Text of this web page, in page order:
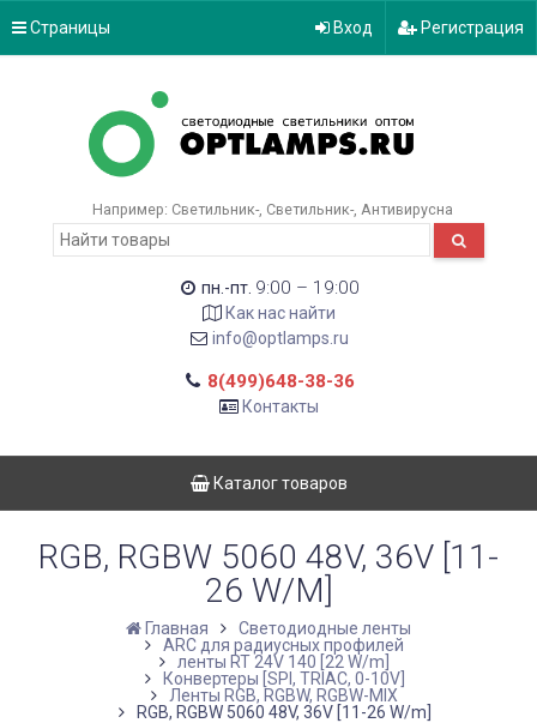
Страницы Вход Регистрация
Например: Светильник- Светильник- Антивирусна
пн.-пт. 9:00 – 19:00
Как нас найти
info@optlamps.ru
8(499)648-38-36
Контакты
Каталог товаров
RGB, RGBW 5060 48V, 36V [11-
26 W/M]
Главная
Светодиодные ленты
ARC для радиусных профилей
ленты RT 24V 140 [22 W/m]
Конвертеры [SPI, TRIAC, 0-10V]
Ленты RGB, RGBW, RGBW-MIX
RGB, RGBW 5060 48V, 36V [11-26 W/m]